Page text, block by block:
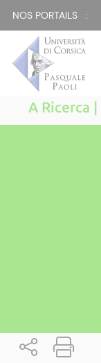
NOS PORTAILS :
A Ricerca |